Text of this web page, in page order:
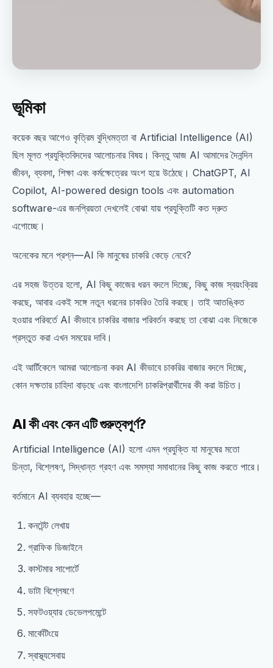
ভূমিকা
কয়েক বছর আগেও কৃত্রিম বুদ্ধিমত্তা বা Artificial Intelligence (AI)
ছিল মূলত প্রযুক্তিবিদদের আলোচনার বিষয়। কিন্তু আজ AI আমাদের দৈনন্দিন
জীবন, ব্যবসা, শিক্ষা এবং কর্মক্ষেত্রের অংশ হয়ে উঠেছে। ChatGPT, AI
Copilot, AI-powered design tools এবং automation
software-এর জনপ্রিয়তা দেখলেই বোঝা যায় প্রযুক্তিটি কত দ্রুত
এগোচ্ছে।
অনেকের মনে প্রশ্ন—AI কি মানুষের চাকরি কেড়ে নেবে?
এর সহজ উত্তর হলো, AI কিছু কাজের ধরন বদলে দিচ্ছে, কিছু কাজ স্বয়ংক্রিয়
করছে, আবার একই সঙ্গে নতুন ধরনের চাকরিও তৈরি করছে। তাই আতঙ্কিত
হওয়ার পরিবর্তে AI কীভাবে চাকরির বাজার পরিবর্তন করছে তা বোঝা এবং নিজেকে
প্রস্তুত করা এখন সময়ের দাবি।
এই আর্টিকেলে আমরা আলোচনা করব AI কীভাবে চাকরির বাজার বদলে দিচ্ছে,
কোন দক্ষতার চাহিদা বাড়ছে এবং বাংলাদেশি চাকরিপ্রার্থীদের কী করা উচিত।
AI কী এবং কেন এটি গুরুত্বপূর্ণ?
Artificial Intelligence (AI) হলো এমন প্রযুক্তি যা মানুষের মতো
চিন্তা, বিশ্লেষণ, সিদ্ধান্ত গ্রহণ এবং সমস্যা সমাধানের কিছু কাজ করতে পারে।
বর্তমানে AI ব্যবহার হচ্ছে—
কনটেন্ট লেখায়
গ্রাফিক ডিজাইনে
কাস্টমার সাপোর্টে
ডাটা বিশ্লেষণে
সফটওয়্যার ডেভেলপমেন্টে
মার্কেটিংয়ে
স্বাস্থ্যসেবায়